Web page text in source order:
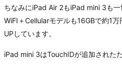
ちなみにiPad Air 2もiPad mini 3も
WiFI＋Cellularモデルも16GBで約1
UPしています。
iPad mini 3はTouchIDが追加された